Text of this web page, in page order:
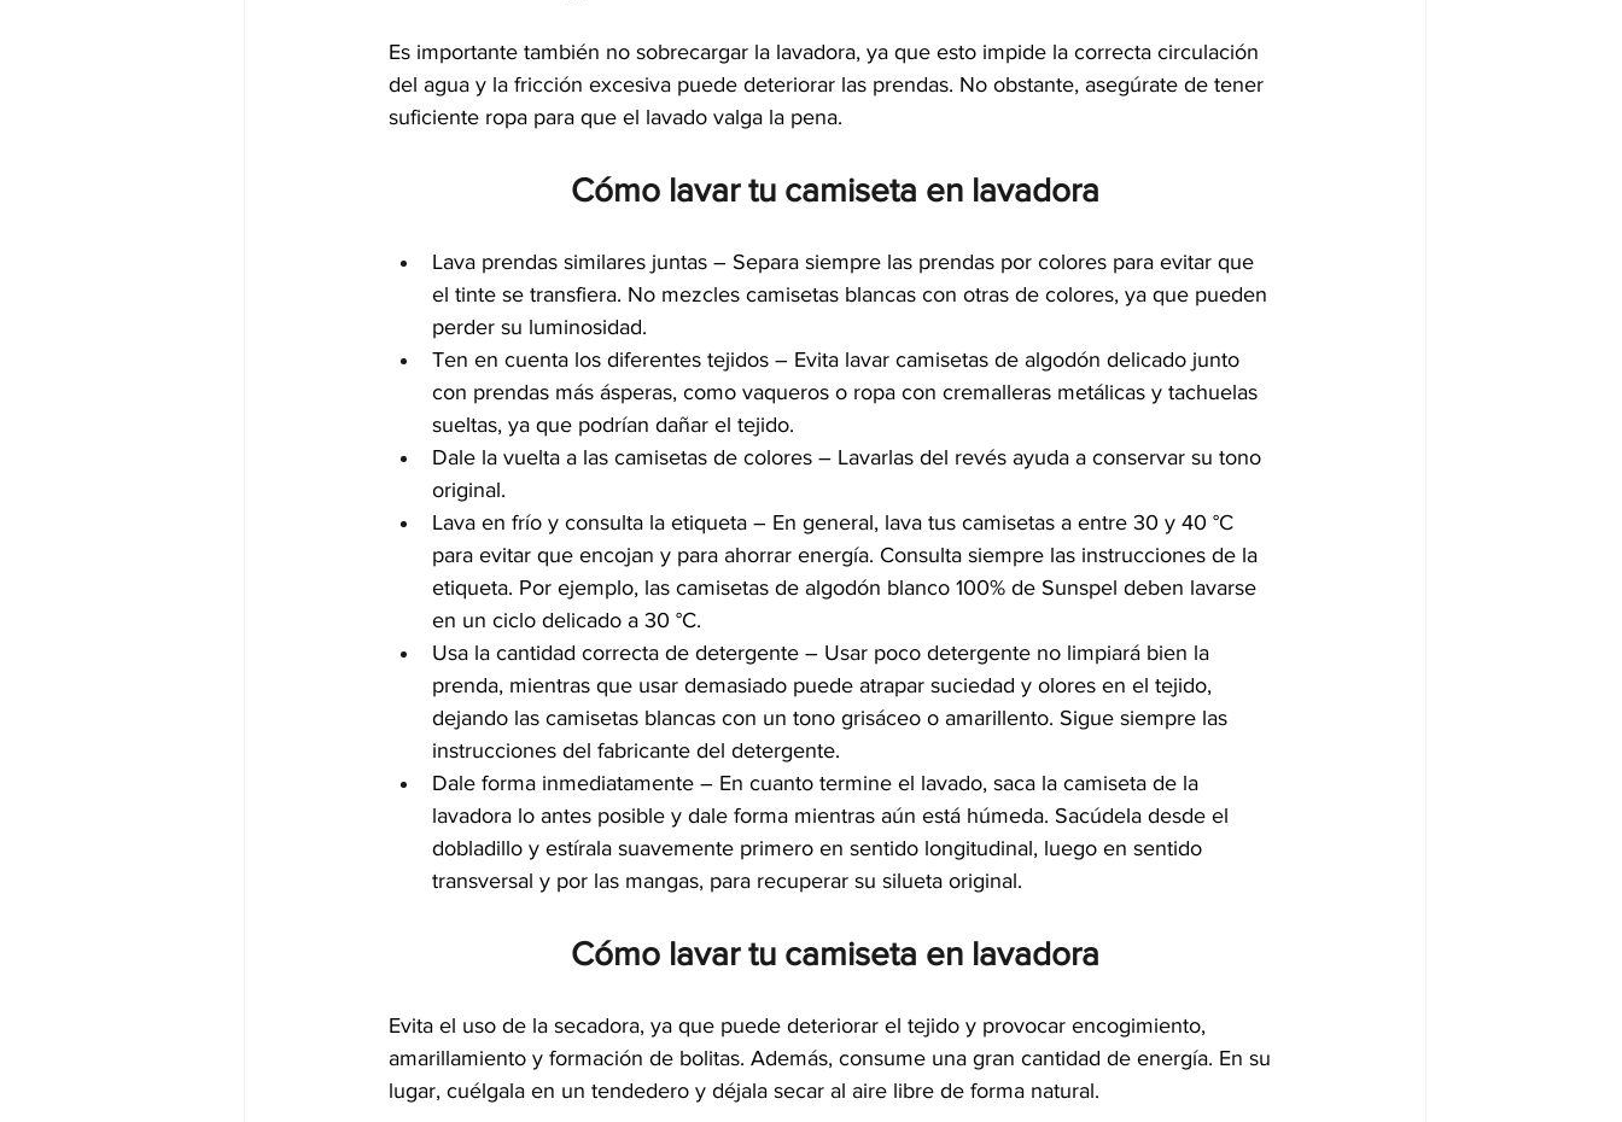
Es importante también no sobrecargar la lavadora, ya que esto impide la correcta circulación
del agua y la fricción excesiva puede deteriorar las prendas. No obstante, asegúrate de tener
suficiente ropa para que el lavado valga la pena.
Cómo lavar tu camiseta en lavadora
Lava prendas similares juntas – Separa siempre las prendas por colores para evitar que
el tinte se transfiera. No mezcles camisetas blancas con otras de colores, ya que pueden
perder su luminosidad.
Ten en cuenta los diferentes tejidos – Evita lavar camisetas de algodón delicado junto
con prendas más ásperas, como vaqueros o ropa con cremalleras metálicas y tachuelas
sueltas, ya que podrían dañar el tejido.
Dale la vuelta a las camisetas de colores – Lavarlas del revés ayuda a conservar su tono
original.
Lava en frío y consulta la etiqueta – En general, lava tus camisetas a entre 30 y 40 °C
para evitar que encojan y para ahorrar energía. Consulta siempre las instrucciones de la
etiqueta. Por ejemplo, las camisetas de algodón blanco 100% de Sunspel deben lavarse
en un ciclo delicado a 30 °C.
Usa la cantidad correcta de detergente – Usar poco detergente no limpiará bien la
prenda, mientras que usar demasiado puede atrapar suciedad y olores en el tejido,
dejando las camisetas blancas con un tono grisáceo o amarillento. Sigue siempre las
instrucciones del fabricante del detergente.
Dale forma inmediatamente – En cuanto termine el lavado, saca la camiseta de la
lavadora lo antes posible y dale forma mientras aún está húmeda. Sacúdela desde el
dobladillo y estírala suavemente primero en sentido longitudinal, luego en sentido
transversal y por las mangas, para recuperar su silueta original.
Cómo lavar tu camiseta en lavadora
Evita el uso de la secadora, ya que puede deteriorar el tejido y provocar encogimiento,
amarillamiento y formación de bolitas. Además, consume una gran cantidad de energía. En su
lugar, cuélgala en un tendedero y déjala secar al aire libre de forma natural.